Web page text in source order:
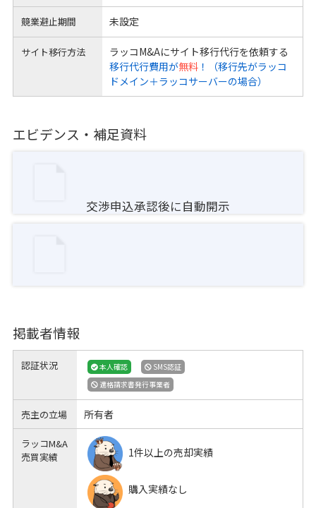
競業避止期間 未設定
サイト移行方法
ラッコM&Aにサイト移行代行を依頼する
移行代行費用が無料！（移行先がラッコ
ドメイン＋ラッコサーバーの場合）
エビデンス・補足資料
交渉申込承認後に自動開示
掲載者情報
認証状況 本人確認
SMS認証
適格請求書発行事業者
売主の立場 所有者
ラッコM&A
売買実績
1件以上の売却実績
購入実績なし